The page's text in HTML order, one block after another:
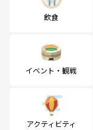
飲食
イベント・観戦
アクティビティ